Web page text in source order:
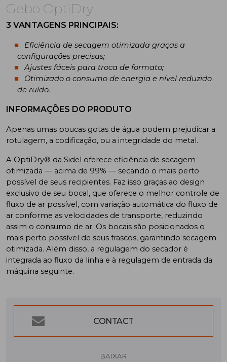
Gebo OptiDry
3 VANTAGENS PRINCIPAIS:
Eficiência de secagem otimizada graças a
configurações precisas;
Ajustes fáceis para troca de formato;
Otimizado o consumo de energia e nível reduzido
de ruído.
INFORMAÇÕES DO PRODUTO
Apenas umas poucas gotas de água podem prejudicar a
rotulagem, a codificação, ou a integridade do metal.
A OptiDry® da Sidel oferece eficiência de secagem
otimizada — acima de 99% — secando o mais perto
possível de seus recipientes. Faz isso graças ao design
exclusivo de seu bocal, que oferece o melhor controle de
fluxo de ar possível, com variação automática do fluxo de
ar conforme as velocidades de transporte, reduzindo
assim o consumo de ar. Os bocais são posicionados o
mais perto possível de seus frascos, garantindo secagem
otimizada. Além disso, a regulagem do secador é
integrada ao fluxo da linha e à regulagem de entrada da
máquina seguinte.
CONTACT
BAIXAR